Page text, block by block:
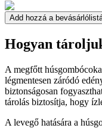
Add hozzá a
Hogyan
A megfőtt
légmentesen záródó
biztonságosan
tárolás biztosítja, hogy
A levegő hatására a